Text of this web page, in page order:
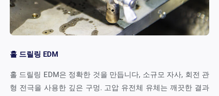
홀 드릴링 EDM
홀 드릴링 EDM은 정확한 것을 만듭니다, 소규모 자사, 회전 관
형 전극을 사용한 깊은 구멍. 고압 유전체 유체는 깨끗한 결과